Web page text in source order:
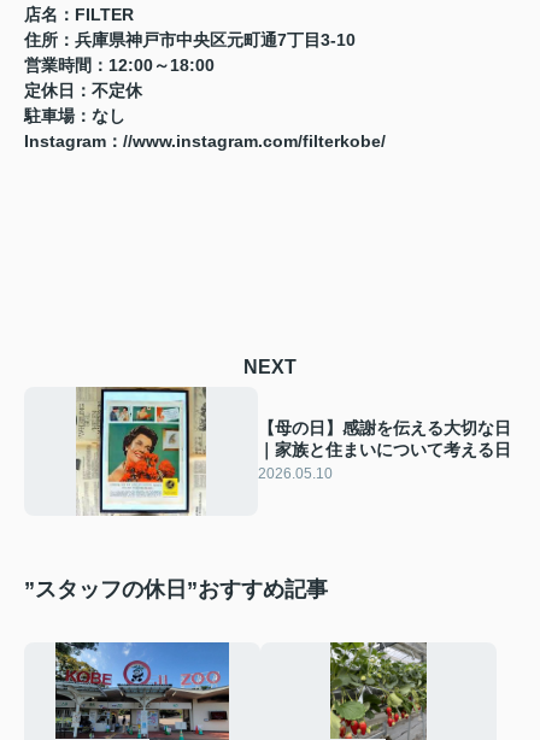
店名：FILTER
住所：兵庫県神戸市中央区元町通7丁目3-10
営業時間：12:00～18:00
定休日：不定休
駐車場：なし
Instagram： //www.instagram.com/filterkobe/
NEXT
【母の日】感謝を伝える大切な日
｜家族と住まいについて考える日
2026.05.10
”スタッフの休日”おすすめ記事